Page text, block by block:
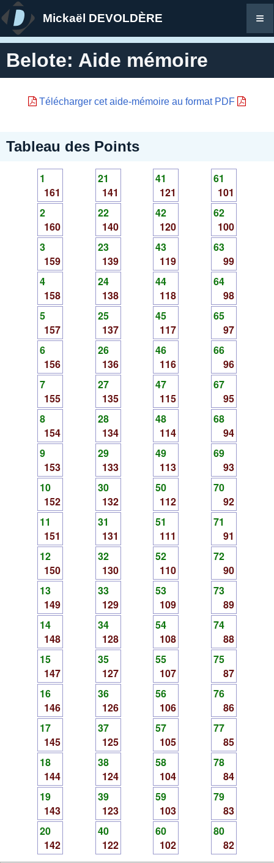
Mickaël DEVOLDÈRE ≡
Belote: Aide mémoire
Télécharger cet aide-mémoire au format PDF
Tableau des Points
1
161
2
160
3
159
4
158
5
157
6
156
7
155
8
154
9
153
10
152
11
151
12
150
13
149
14
148
15
147
16
146
17
145
18
144
19
143
20
142
21
141
22
140
23
139
24
138
25
137
26
136
27
135
28
134
29
133
30
132
31
131
32
130
33
129
34
128
35
127
36
126
37
125
38
124
39
123
40
122
41
121
42
120
43
119
44
118
45
117
46
116
47
115
48
114
49
113
50
112
51
111
52
110
53
109
54
108
55
107
56
106
57
105
58
104
59
103
60
102
61
101
62
100
63
99
64
98
65
97
66
96
67
95
68
94
69
93
70
92
71
91
72
90
73
89
74
88
75
87
76
86
77
85
78
84
79
83
80
82